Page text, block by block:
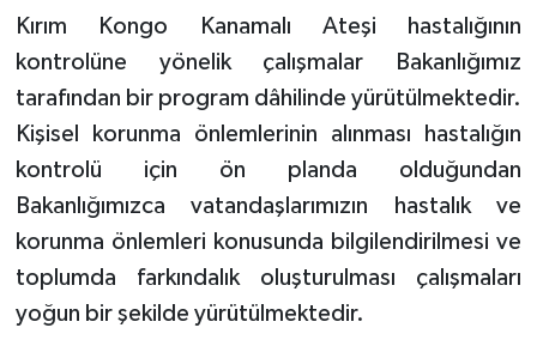
Kırım Kongo Kanamalı Ateşi hastalığının
kontrolüne yönelik çalışmalar Bakanlığımız
tarafından bir program dâhilinde yürütülmektedir.
Kişisel korunma önlemlerinin alınması hastalığın
kontrolü için ön planda olduğundan
Bakanlığımızca vatandaşlarımızın hastalık ve
korunma önlemleri konusunda bilgilendirilmesi ve
toplumda farkındalık oluşturulması çalışmaları
yoğun bir şekilde yürütülmektedir.